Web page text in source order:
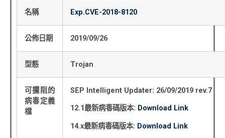
名稱 Exp.CVE-2018-8120
公佈日期 2019/09/26
型態 Trojan
可攔阻的
病毒定義
檔
SEP Intelligent Updater: 26/09/2019 rev.7
12.1最新病毒碼版本: Download Link
14.x最新病毒碼版本: Download Link